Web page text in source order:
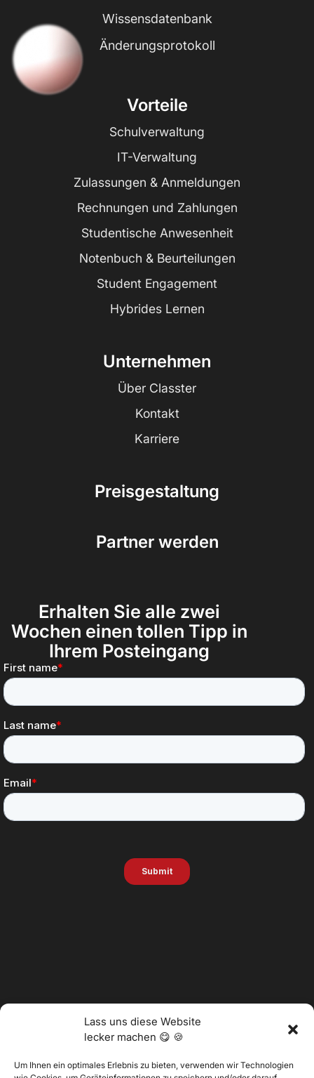
Lass uns diese Website
lecker machen 😋 🍪
Um Ihnen ein optimales Erlebnis zu bieten, verwenden wir Technologien
Wissensdatenbank
Änderungsprotokoll
Vorteile
Schulverwaltung
IT-Verwaltung
Zulassungen & Anmeldungen
Rechnungen und Zahlungen
Studentische Anwesenheit
Notenbuch & Beurteilungen
Student Engagement
Hybrides Lernen
Unternehmen
Über Classter
Kontakt
Karriere
Preisgestaltung
Partner werden
Erhalten Sie alle zwei
Wochen einen tollen Tipp in
Ihrem Posteingang